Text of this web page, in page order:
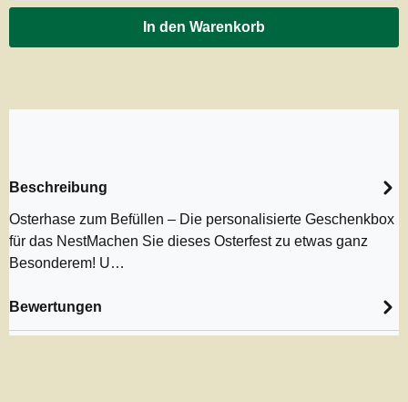
In den Warenkorb
Beschreibung
Osterhase zum Befüllen – Die personalisierte Geschenkbox
für das NestMachen Sie dieses Osterfest zu etwas ganz
Besonderem! U…
Bewertungen